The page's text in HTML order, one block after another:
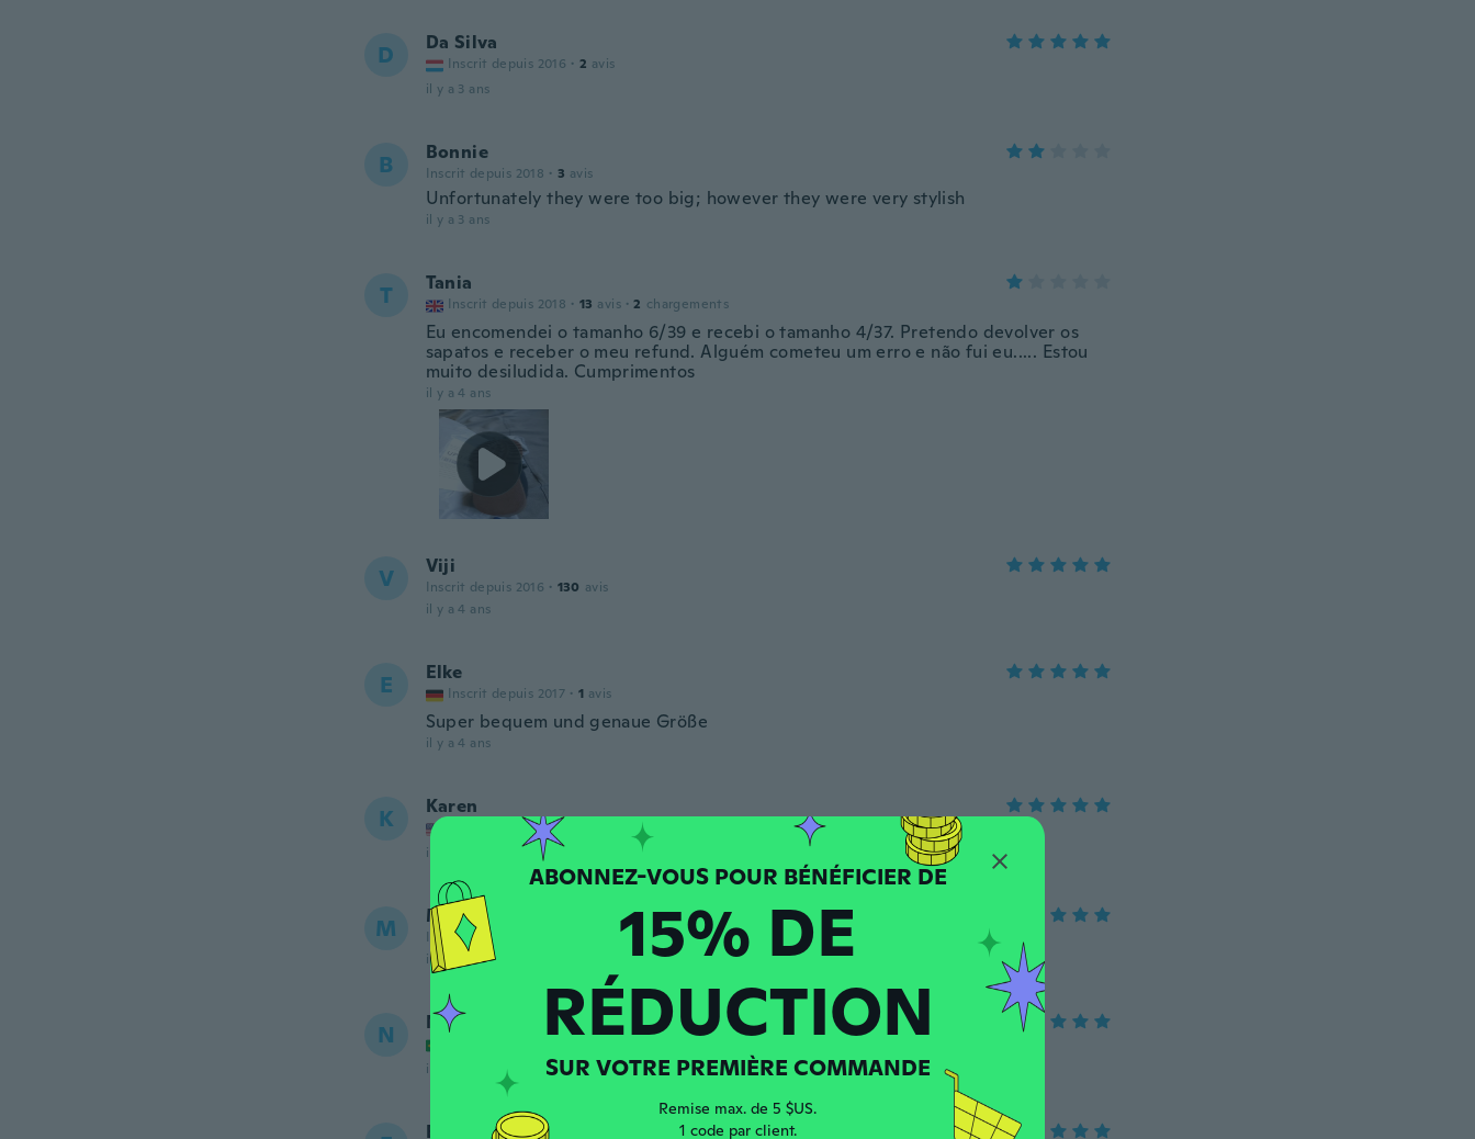
D Da Silva
Inscrit depuis 2016 · 2 avis
il y a 3 ans
B Bonnie
Inscrit depuis 2018 · 3 avis
Unfortunately they were too big; however they were very stylish
il y a 3 ans
T Tania
Inscrit depuis 2018 · 13 avis · 2 chargements
Eu encomendei o tamanho 6/39 e recebi o tamanho 4/37. Pretendo devolver os
sapatos e receber o meu refund. Alguém cometeu um erro e não fui eu..... Estou
muito desiludida. Cumprimentos
il y a 4 ans
V Viji
Inscrit depuis 2016 · 130 avis
il y a 4 ans
E Elke
Inscrit depuis 2017 · 1 avis
Super bequem und genaue Größe
il y a 4 ans
K Karen
Inscrit depuis 2014
il y a 4 ans
M Margaret
Inscrit depuis 2018
il y a 5 ans
N Neila
il y a 5 ans
Encarna
15% DE
RÉDUCTION
SUR VOTRE PREMIÈRE COMMANDE
Remise max. de 5 $US.
1 code par client.